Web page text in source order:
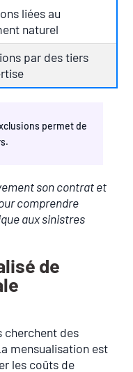
liées au
naturel
par des tiers
permet de
son contrat et
comprendre
aux sinistres
de
cherchent des
mensualisation est
les coûts de